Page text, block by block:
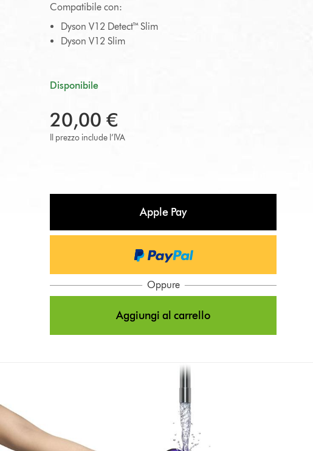
Compatibile con:
Dyson V12 Detect™ Slim
Dyson V12 Slim
Disponibile
20,00 €
Il prezzo include l’IVA
Apple Pay
Oppure
Aggiungi al carrello